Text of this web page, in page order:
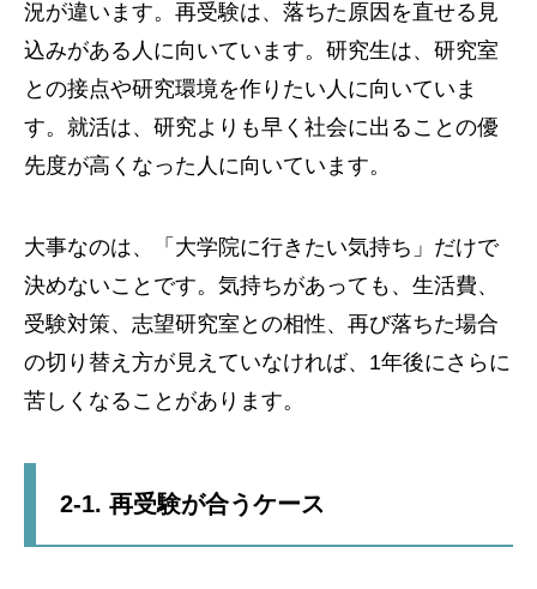
況が違います。再受験は、落ちた原因を直せる見
込みがある人に向いています。研究生は、研究室
との接点や研究環境を作りたい人に向いていま
す。就活は、研究よりも早く社会に出ることの優
先度が高くなった人に向いています。
大事なのは、「大学院に行きたい気持ち」だけで
決めないことです。気持ちがあっても、生活費、
受験対策、志望研究室との相性、再び落ちた場合
の切り替え方が見えていなければ、1年後にさらに
苦しくなることがあります。
2-1. 再受験が合うケース